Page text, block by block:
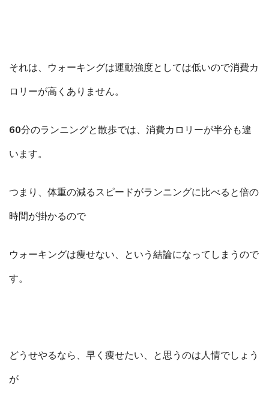
それは、ウォーキングは運動強度としては低いので消費カ
ロリーが高くありません。
60分のランニングと散歩では、消費カロリーが半分も違
います。
つまり、体重の減るスピードがランニングに比べると倍の
時間が掛かるので
ウォーキングは痩せない、という結論になってしまうので
す。
どうせやるなら、早く痩せたい、と思うのは人情でしょう
が